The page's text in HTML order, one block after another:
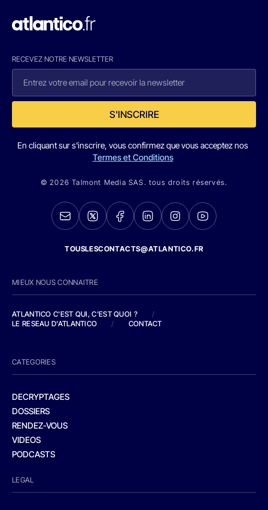
RECEVEZ NOTRE NEWSLETTER
S'INSCRIRE
En cliquant sur s'inscrire, vous confirmez que vous acceptez nos
Termes et Conditions
© 2026 Talmont Media SAS. tous droits réservés.
TOUSLESCONTACTS@ATLANTICO.FR
MIEUX NOUS CONNAITRE
ATLANTICO C'EST QUI, C'EST QUOI ?
/
LE RESEAU D'ATLANTICO
/ CONTACT
CATEGORIES
DECRYPTAGES
DOSSIERS
RENDEZ-VOUS
VIDEOS
PODCASTS
LEGAL